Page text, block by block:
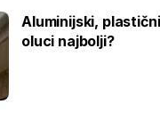
Aluminijski,
oluci najbolji?